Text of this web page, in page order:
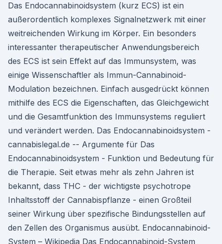
Das Endocannabinoidsystem (kurz ECS) ist ein
außerordentlich komplexes Signalnetzwerk mit einer
weitreichenden Wirkung im Körper. Ein besonders
interessanter therapeutischer Anwendungsbereich
des ECS ist sein Effekt auf das Immunsystem, was
einige Wissenschaftler als Immun-Cannabinoid-
Modulation bezeichnen. Einfach ausgedrückt können
mithilfe des ECS die Eigenschaften, das Gleichgewicht
und die Gesamtfunktion des Immunsystems reguliert
und verändert werden. Das Endocannabinoidsystem -
cannabislegal.de -- Argumente für Das
Endocannabinoidsystem - Funktion und Bedeutung für
die Therapie. Seit etwas mehr als zehn Jahren ist
bekannt, dass THC - der wichtigste psychotrope
Inhaltsstoff der Cannabispflanze - einen Großteil
seiner Wirkung über spezifische Bindungsstellen auf
den Zellen des Organismus ausübt. Endocannabinoid-
System – Wikipedia Das Endocannabinoid-System